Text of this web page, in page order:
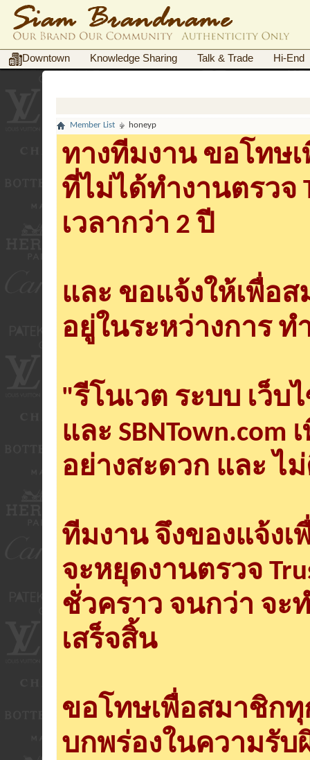
Downtown Knowledge Sharing Talk & Trade Hi-End
Member List honeyp
ทางทีมงาน ขอโทษ
ที่ไม่ได้ทำงานตรวจ
เวลากว่า 2 ปี
และ ขอแจ้งให้เพื่อ
อยู่ในระหว่างการ ท
"รีโนเวต ระบบ เว็บ
และ
อย่างสะดวก และ ไ
ทีมงาน จึงของแจ้ง
จะหยุดงานตรวจ
ชั่วคราว จนกว่า จะ
เสร็จสิ้น
ขอโทษเพื่อสมาชิก
บกพร่องในความรั